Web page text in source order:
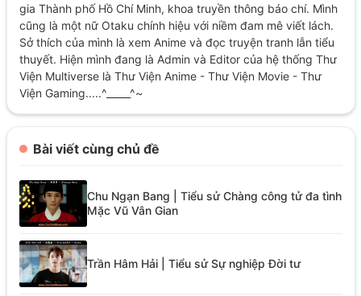
gia Thành phố Hồ Chí Minh, khoa truyền thông báo chí. Mình
cũng là một nữ Otaku chính hiệu với niềm đam mê viết lách.
Sở thích của mình là xem Anime và đọc truyện tranh lẫn tiểu
thuyết. Hiện mình đang là Admin và Editor của hệ thống Thư
Viện Multiverse là Thư Viện Anime - Thư Viện Movie - Thư
Viện Gaming.....^_____^~
Bài viết cùng chủ đề
Chu Ngạn Bang | Tiểu sử Chàng công tử đa tình
Mặc Vũ Vân Gian
Trần Hâm Hải | Tiểu sử Sự nghiệp Đời tư